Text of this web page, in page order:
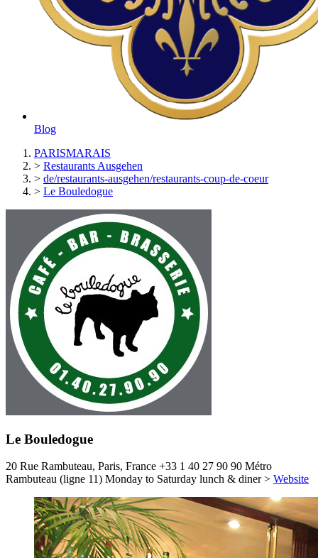
Blog
PARISMARAIS
> Restaurants Ausgehen
> de/restaurants-ausgehen/restaurants-coup-de-coeur
> Le Bouledogue
Le Bouledogue
20 Rue Rambuteau, Paris, France +33 1 40 27 90 90 Métro
Rambuteau (ligne 11) Monday to Saturday lunch & diner > Website